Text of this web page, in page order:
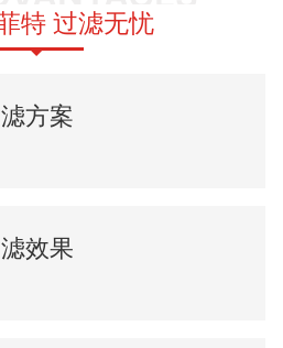
特 过滤无忧
方案
效果